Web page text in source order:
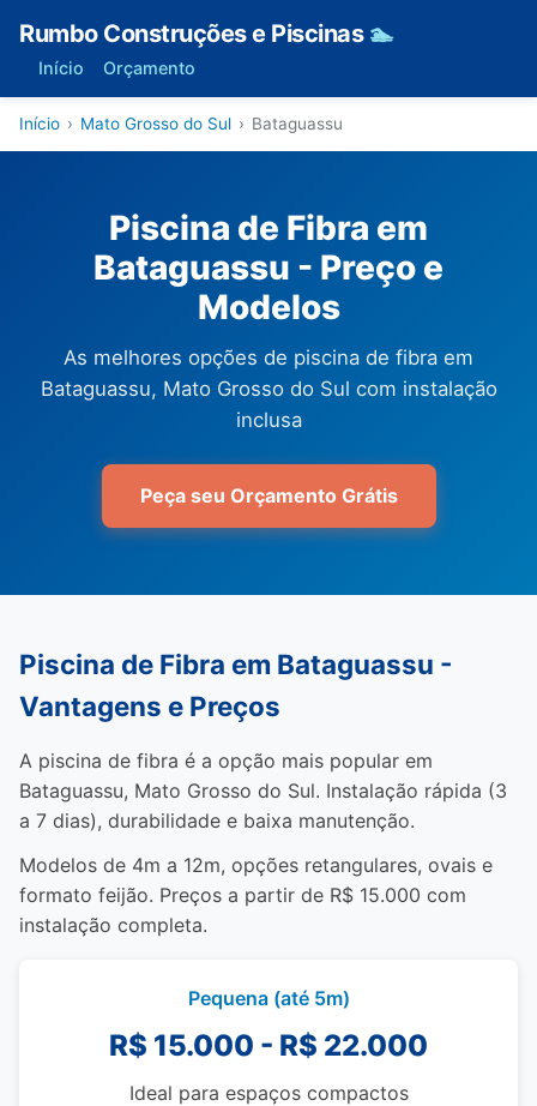
Rumbo Construções e Piscinas 🏊
Início Orçamento
Início › Mato Grosso do Sul › Bataguassu
Piscina de Fibra em
Bataguassu - Preço e
Modelos
As melhores opções de piscina de fibra em
Bataguassu, Mato Grosso do Sul com instalação
inclusa
Peça seu Orçamento Grátis
Piscina de Fibra em Bataguassu -
Vantagens e Preços
A piscina de fibra é a opção mais popular em
Bataguassu, Mato Grosso do Sul. Instalação rápida (3
a 7 dias), durabilidade e baixa manutenção.
Modelos de 4m a 12m, opções retangulares, ovais e
formato feijão. Preços a partir de R$ 15.000 com
instalação completa.
Pequena (até 5m)
R$ 15.000 - R$ 22.000
Ideal para espaços compactos